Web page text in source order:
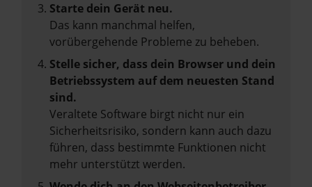
Starte dein Gerät neu.
Das kann manchmal helfen,
vorübergehende Probleme zu beheben.
Stelle sicher, dass dein Browser und dein
Betriebssystem auf dem neuesten Stand
sind.
Veraltete Software birgt nicht nur ein
Sicherheitsrisiko, sondern kann auch dazu
führen, dass bestimmte Funktionen nicht
mehr unterstützt werden.